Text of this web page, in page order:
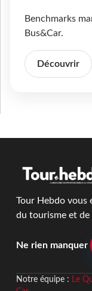
Benchmarks
Bus&Car.
Découvrir
Tour Hebdo vous
du tourisme et
Ne rien manquer
Notre équipe : Le